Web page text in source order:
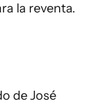
la reventa.
de José